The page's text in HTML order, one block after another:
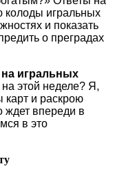
игральных
и показать
о преградах
на игральных
этой неделе? Я,
карт и раскрою
ждет впереди в
в это